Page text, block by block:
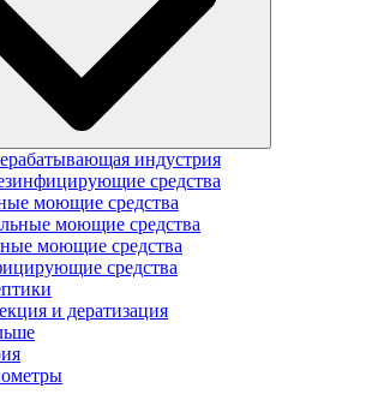
индустрия
средства
моющие средства
моющие средства
моющие средства
средства
и дератизация